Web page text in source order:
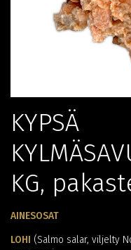
KYPSÄ
KG,
AINESOSAT
LOHI (Salmo salar, viljelty